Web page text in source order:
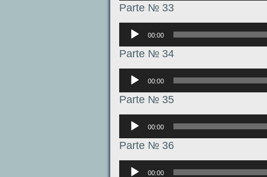
Parte № 33
Аудиоплеер
00:00
Parte № 34
Аудиоплеер
00:00
Parte № 35
Аудиоплеер
00:00
Parte № 36
Аудиоплеер
00:00